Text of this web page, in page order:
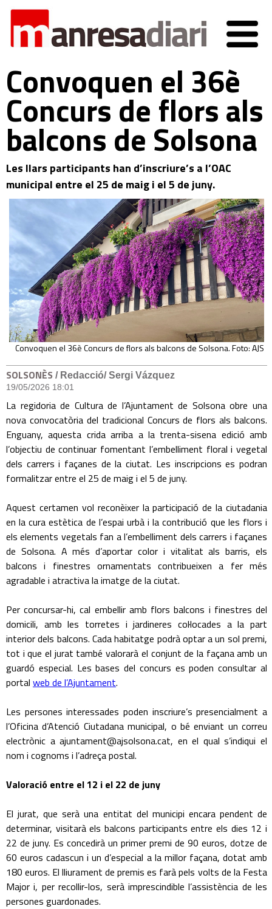
Convoquen el 36è
Concurs de flors als
balcons de Solsona
Les llars participants han d’inscriure’s a l’OAC
municipal entre el 25 de maig i el 5 de juny.
Convoquen el 36è Concurs de flors als balcons de Solsona. Foto: AJS
SOLSONÈS / Redacció/ Sergi Vázquez
19/05/2026 18:01
La regidoria de Cultura de l’Ajuntament de Solsona obre una
nova convocatòria del tradicional Concurs de flors als balcons.
Enguany, aquesta crida arriba a la trenta-sisena edició amb
l’objectiu de continuar fomentant l’embelliment floral i vegetal
dels carrers i façanes de la ciutat. Les inscripcions es podran
formalitzar entre el 25 de maig i el 5 de juny.
Aquest certamen vol reconèixer la participació de la ciutadania
en la cura estètica de l’espai urbà i la contribució que les flors i
els elements vegetals fan a l’embelliment dels carrers i façanes
de Solsona. A més d’aportar color i vitalitat als barris, els
balcons i finestres ornamentats contribueixen a fer més
agradable i atractiva la imatge de la ciutat.
Per concursar-hi, cal embellir amb flors balcons i finestres del
domicili, amb les torretes i jardineres col·locades a la part
interior dels balcons. Cada habitatge podrà optar a un sol premi,
tot i que el jurat també valorarà el conjunt de la façana amb un
guardó especial. Les bases del concurs es poden consultar al
portal web de l’Ajuntament.
Les persones interessades poden inscriure’s presencialment a
l’Oficina d’Atenció Ciutadana municipal, o bé enviant un correu
electrònic a ajuntament@ajsolsona.cat, en el qual s’indiqui el
nom i cognoms i l’adreça postal.
Valoració entre el 12 i el 22 de juny
El jurat, que serà una entitat del municipi encara pendent de
determinar, visitarà els balcons participants entre els dies 12 i
22 de juny. Es concedirà un primer premi de 90 euros, dotze de
60 euros cadascun i un d’especial a la millor façana, dotat amb
180 euros. El lliurament de premis es farà pels volts de la Festa
Major i, per recollir-los, serà imprescindible l’assistència de les
persones guardonades.